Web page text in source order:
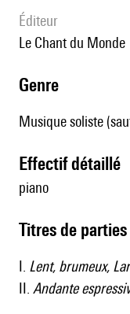
éditeur
Le Chant du Monde
genre
Musique soliste
effectif détaillé
piano
Titres de parties
I. Lent, brumeux,
II. Andante